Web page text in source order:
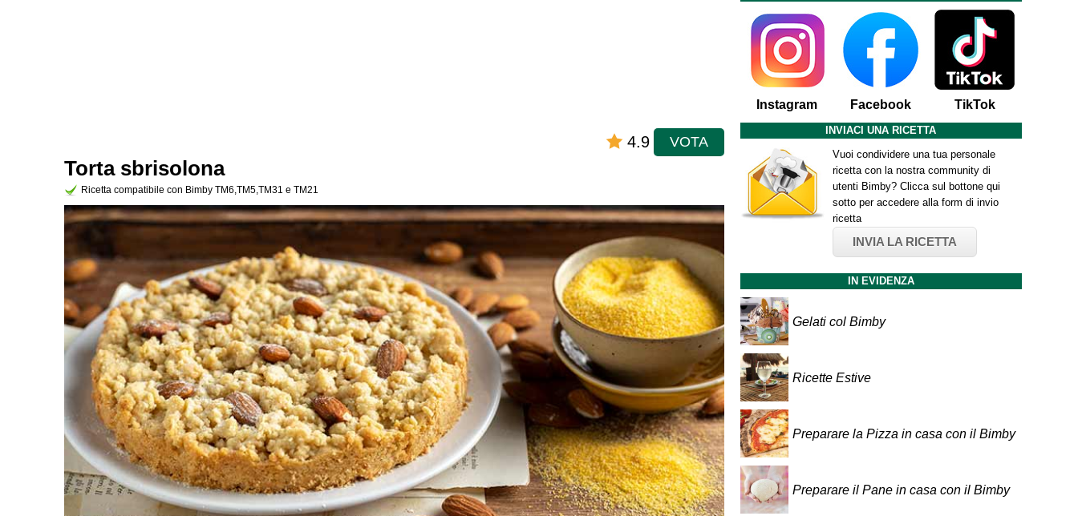
4.9 VOTA
Torta sbrisolona
Ricetta compatibile con Bimby TM6,TM5,TM31 e TM21
Instagram Facebook TikTok
INVIACI UNA RICETTA
Vuoi condividere una tua personale
ricetta con la nostra community di
utenti Bimby? Clicca sul bottone qui
sotto per accedere alla form di invio
ricetta
INVIA LA RICETTA
IN EVIDENZA
Gelati col Bimby
Ricette Estive
Preparare la Pizza in casa con il Bimby
Preparare il Pane in casa con il Bimby